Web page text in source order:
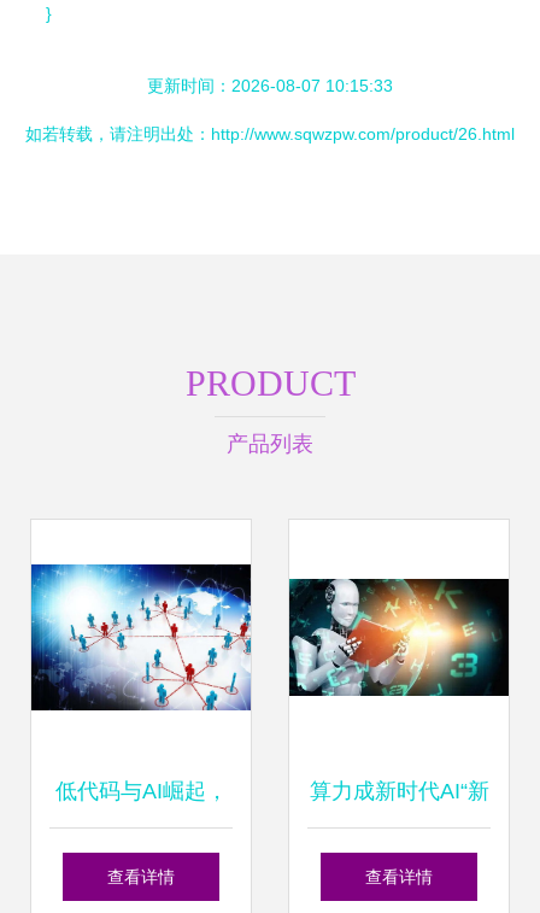
}
更新时间：2026-08-07 10:15:33
如若转载，请注明出处：http://www.sqwzpw.com/product/26.html
PRODUCT
产品列表
低代码与AI崛起，
程序员何去何从？
查看详情
算力成新时代AI“新
基建”，微美全息推
查看详情